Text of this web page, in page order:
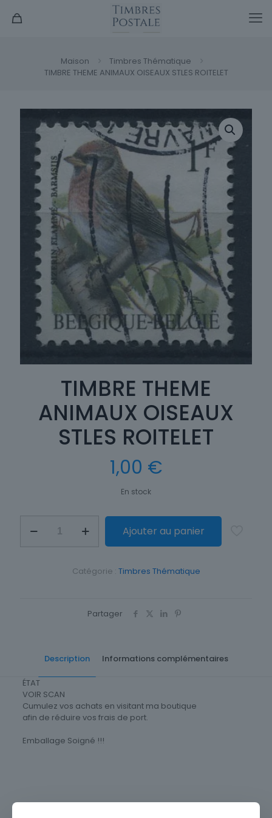
Maison
Timbres Thématique
TIMBRE THEME ANIMAUX OISEAUX STLES ROITELET
TIMBRE THEME
ANIMAUX OISEAUX
STLES ROITELET
1,00 €
En stock
Ajouter au panier
Catégorie : Timbres Thématique
Partager
Description Informations complémentaires
ÉTAT
VOIR SCAN
Cumulez vos achats en visitant ma boutique
afin de réduire vos frais de port.
Emballage Soigné !!!